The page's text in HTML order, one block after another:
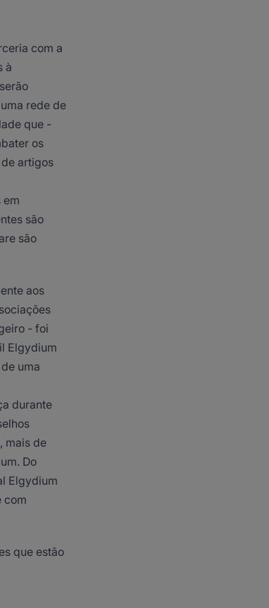
com a
à
rede de
que -
os
artigos
em
são
são
aos
- foi
Elgydium
uma
durante
mais de
Do
Elgydium
com
que estão